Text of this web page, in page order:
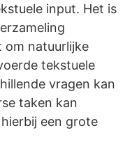
input. Het is
natuurlijke
tekstuele
vragen kan
taken kan
een grote